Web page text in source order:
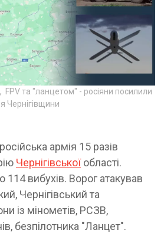
FPV та "ланцетом" - росіяни посилили
Чернігівщини
армія 15 разів
Чернігівськоїобласті.
114 вибухів. Ворог атакував
Чернігівський та
із мінометів, РСЗВ,
безпілотника "Ланцет".